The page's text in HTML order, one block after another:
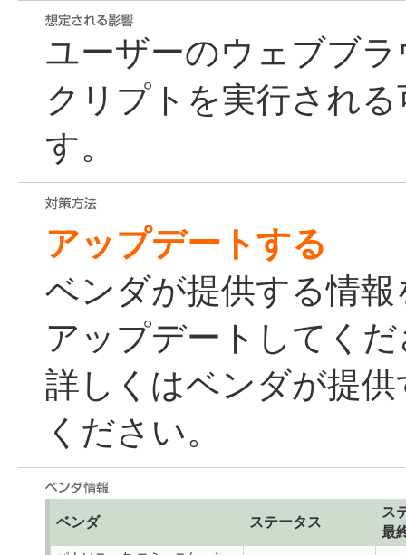
ユーザーのウェブブ
クリプトを実行され
す。
アップデートする
ベンダが提供する情
アップデートしてく
詳しくはベンダが提
ください。
ベンダ ステータス
ス
最